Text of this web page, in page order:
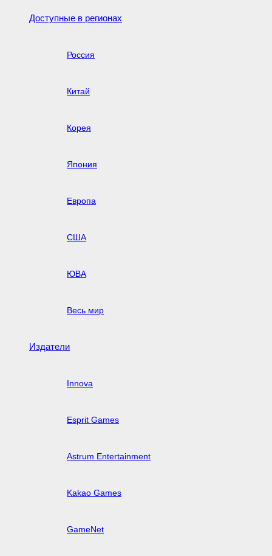
Доступные в регионах
Россия
Китай
Корея
Япония
Европа
США
ЮВА
Весь мир
Издатели
Innova
Esprit Games
Astrum Entertainment
Kakao Games
GameNet